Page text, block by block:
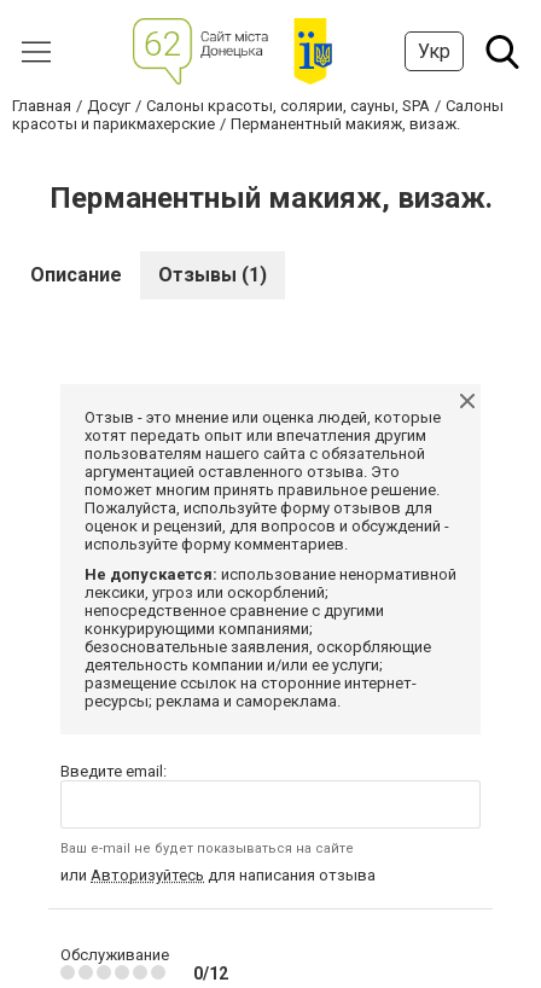
Укр
Главная Досуг Салоны красоты, солярии, сауны, SPA
Салоны
красоты и парикмахерские
Перманентный макияж, визаж.
Перманентный макияж, визаж.
Описание Отзывы (1)
Отзыв - это мнение или оценка людей, которые
хотят передать опыт или впечатления другим
пользователям нашего сайта с обязательной
аргументацией оставленного отзыва. Это
поможет многим принять правильное решение.
Пожалуйста, используйте форму отзывов для
оценок и рецензий, для вопросов и обсуждений -
используйте форму комментариев.
Не допускается: использование ненормативной
лексики, угроз или оскорблений;
непосредственное сравнение с другими
конкурирующими компаниями;
безосновательные заявления, оскорбляющие
деятельность компании и/или ее услуги;
размещение ссылок на сторонние интернет-
ресурсы; реклама и самореклама.
Введите email:
Ваш e-mail не будет показываться на сайте
или Авторизуйтесь для написания отзыва
Обслуживание
0/12